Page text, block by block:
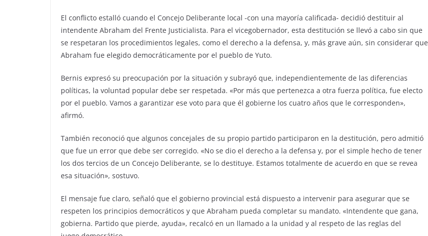
El conflicto estalló cuando el Concejo Deliberante local -con una mayoría calificada- decidió destituir al
intendente Abraham del Frente Justicialista. Para el vicegobernador, esta destitución se llevó a cabo sin que
se respetaran los procedimientos legales, como el derecho a la defensa, y, más grave aún, sin considerar que
Abraham fue elegido democráticamente por el pueblo de Yuto.
Bernis expresó su preocupación por la situación y subrayó que, independientemente de las diferencias
políticas, la voluntad popular debe ser respetada. «Por más que pertenezca a otra fuerza política, fue electo
por el pueblo. Vamos a garantizar ese voto para que él gobierne los cuatro años que le corresponden»,
afirmó.
También reconoció que algunos concejales de su propio partido participaron en la destitución, pero admitió
que fue un error que debe ser corregido. «No se dio el derecho a la defensa y, por el simple hecho de tener
los dos tercios de un Concejo Deliberante, se lo destituye. Estamos totalmente de acuerdo en que se revea
esa situación», sostuvo.
El mensaje fue claro, señaló que el gobierno provincial está dispuesto a intervenir para asegurar que se
respeten los principios democráticos y que Abraham pueda completar su mandato. «Intendente que gana,
gobierna. Partido que pierde, ayuda», recalcó en un llamado a la unidad y al respeto de las reglas del